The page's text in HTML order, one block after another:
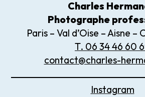
Charles
Photographe
Paris – Val d’Oise – Aisne –
T. 06 34 46 60
contact@charles-
Instagram